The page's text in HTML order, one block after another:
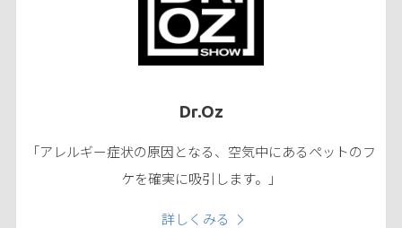
Dr.Oz
「アレルギー症状の原因となる、空気中にあるペットのフ
ケを確実に吸引します。」
詳しくみる